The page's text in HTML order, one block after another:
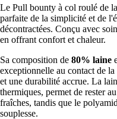
Le Pull bounty à col roulé de
parfaite de la simplicité et de
décontractées. Conçu avec
en offrant confort et chaleur.
Sa composition de 80% laine
exceptionnelle au contact de
et une durabilité accrue. La
thermiques, permet de rester
fraîches, tandis que le
souplesse.